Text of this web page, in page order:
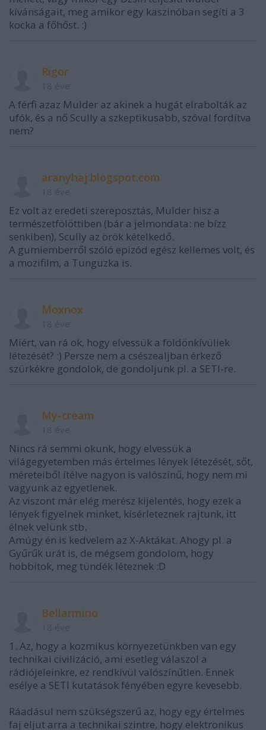
kívánságait, meg amikor egy kaszinóban segíti a 3
kocka a főhőst. :)
Rigor
A férfi azaz Mulder az akinek a hugát elrabolták az
ufók, és a nő Scully a szkeptikusabb, szóval fordítva
nem?
aranyhaj.blogspot.com
Ez volt az eredeti szereposztás, Mulder hisz a
természetfölöttiben (bár a jelmondata: ne bízz
senkiben), Scully az örök kételkedő.
A gumiemberről szóló epizód egész kellemes volt, és
a mozifilm, a Tunguzka is.
Moxnox
Miért, van rá ok, hogy elvessük a földönkívüliek
létezését? :) Persze nem a csészealjban érkező
szürkékre gondolok, de gondoljunk pl. a SETI-re.
My-cream
Nincs rá semmi okunk, hogy elvessük a
világegyetemben más értelmes lények létezését, sőt,
méreteiből ítélve nagyon is valószínű, hogy nem mi
vagyunk az egyetlenek.
Az viszont már elég merész kijelentés, hogy ezek a
lények figyelnek minket, kísérleteznek rajtunk, itt
élnek velünk stb.
Amúgy én is kedvelem az X-Aktákat. Ahogy pl. a
Gyűrűk urát is, de mégsem gondolom, hogy
hobbitok, meg tündék léteznek :D
Bellarmino
1. Az, hogy a kozmikus környezetünkben van egy
technikai civilizáció, ami esetleg válaszol a
rádiójeleinkre, ez rendkívül valószínűtlen. Ennek
esélye a SETI kutatások fényében egyre kevesebb.
Ráadásul nem szükségszerű az, hogy egy értelmes
faj eljut arra a technikai szintre, hogy elektronikus